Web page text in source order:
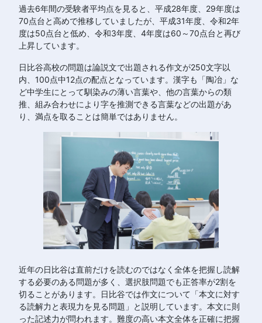
過去6年間の受験者平均点を見ると、平成28年度、29年度は
70点台と高めで推移していましたが、平成31年度、令和2年
度は50点台と低め、令和3年度、4年度は60～70点台と再び
上昇しています。
日比谷高校の問題は論説文で出題される作文が250文字以
内、100点中12点の配点となっています。漢字も「陶冶」な
ど中学生にとって馴染みの薄い言葉や、他の言葉からの類
推、組み合わせにより字を推測できる言葉などの出題があ
り、満点を取ることは簡単ではありません。
近年の日比谷は直前だけを読むのではなく全体を把握し読解
する必要のある問題が多く、選択肢問題でも正答率が2割を
切ることがあります。日比谷では作文について「本文に対す
る読解力と表現力を見る問題」と説明しています。本文に則
った記述力が問われます。難度の高い本文全体を正確に把握